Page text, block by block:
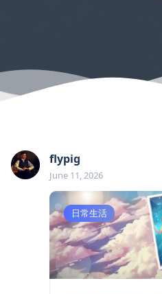
flypig
June 11, 2026
好文收藏
日常生活